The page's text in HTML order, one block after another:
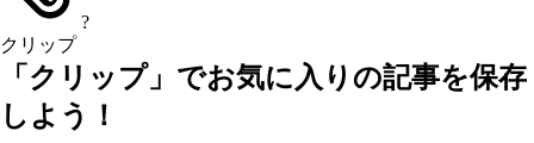
クリップ
?
「クリップ」でお気に入りの記事を保存
しよう！